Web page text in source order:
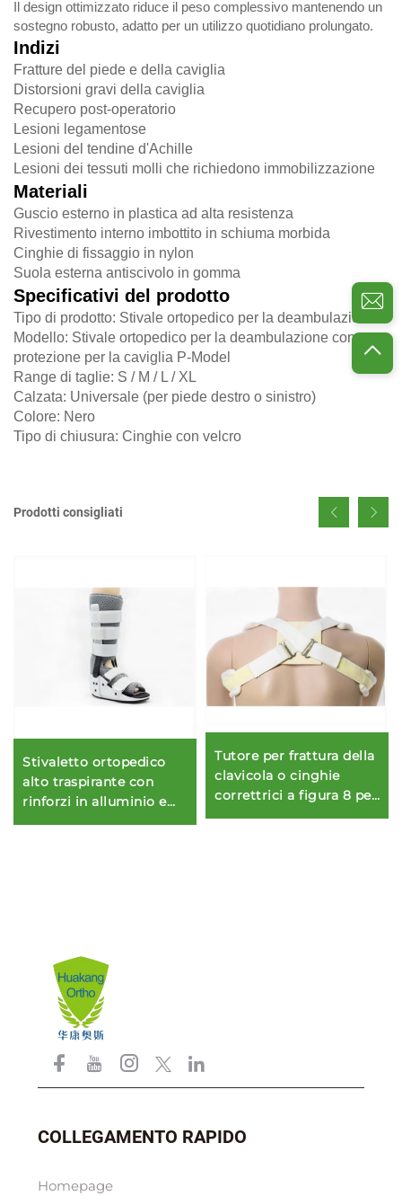
Il design ottimizzato riduce il peso complessivo mantenendo un
sostegno robusto, adatto per un utilizzo quotidiano prolungato.
Indizi
Fratture del piede e della caviglia
Distorsioni gravi della caviglia
Recupero post-operatorio
Lesioni legamentose
Lesioni del tendine d'Achille
Lesioni dei tessuti molli che richiedono immobilizzazione
Materiali
Guscio esterno in plastica ad alta resistenza
Rivestimento interno imbottito in schiuma morbida
Cinghie di fissaggio in nylon
Suola esterna antiscivolo in gomma
Specificativi del prodotto
Tipo di prodotto: Stivale ortopedico per la deambulazione
Modello: Stivale ortopedico per la deambulazione con
protezione per la caviglia P-Model
Range di taglie: S / M / L / XL
Calzata: Universale (per piede destro o sinistro)
Colore: Nero
Tipo di chiusura: Cinghie con velcro
Prodotti consigliati
Stivaletto ortopedico
alto traspirante con
rinforzi in alluminio e
imbottitura in schiuma
Tutore per frattura della
clavicola o cinghie
correttrici a figura 8 per
collo o clavicola rotta
COLLEGAMENTO RAPIDO
Homepage